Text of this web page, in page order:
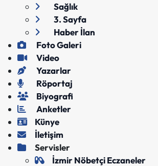
Sağlık
3. Sayfa
Haber İlan
Foto Galeri
Video
Yazarlar
Röportaj
Biyografi
Anketler
Künye
İletişim
Servisler
İzmir Nöbetçi Eczaneler